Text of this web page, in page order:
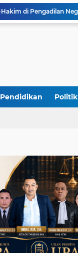
Pendidikan Politik